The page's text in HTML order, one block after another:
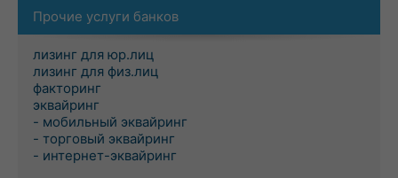
Прочие услуги банков
лизинг для юр.лиц
лизинг для физ.лиц
факторинг
эквайринг
- мобильный эквайринг
- торговый эквайринг
- интернет-эквайринг